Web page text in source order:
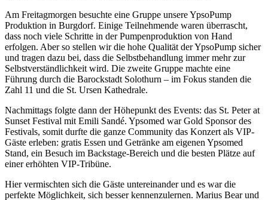
Am Freitagmorgen besuchte eine Gruppe unsere YpsoPump
Produktion in Burgdorf. Einige Teilnehmende waren überrascht,
dass noch viele Schritte in der Pumpenproduktion von Hand
erfolgen. Aber so stellen wir die hohe Qualität der YpsoPump sicher
und tragen dazu bei, dass die Selbstbehandlung immer mehr zur
Selbstverständlichkeit wird. Die zweite Gruppe machte eine
Führung durch die Barockstadt Solothurn – im Fokus standen die
Zahl 11 und die St. Ursen Kathedrale.
Nachmittags folgte dann der Höhepunkt des Events: das St. Peter at
Sunset Festival mit Emili Sandé. Ypsomed war Gold Sponsor des
Festivals, somit durfte die ganze Community das Konzert als VIP-
Gäste erleben: gratis Essen und Getränke am eigenen Ypsomed
Stand, ein Besuch im Backstage-Bereich und die besten Plätze auf
einer erhöhten VIP-Tribüne.
Hier vermischten sich die Gäste untereinander und es war die
perfekte Möglichkeit, sich besser kennenzulernen. Marius Bear und